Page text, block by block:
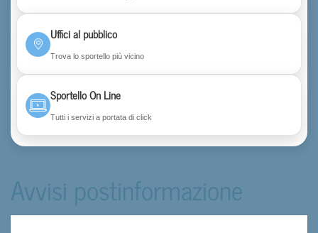
Uffici al pubblico
Trova lo sportello più vicino
Sportello On Line
Tutti i servizi a portata di click
Avvisi postinformazione